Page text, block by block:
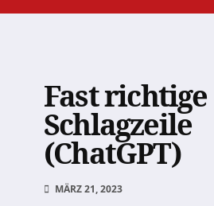
Fast richtige
Schlagzeile
(ChatGPT)
MÄRZ 21, 2023